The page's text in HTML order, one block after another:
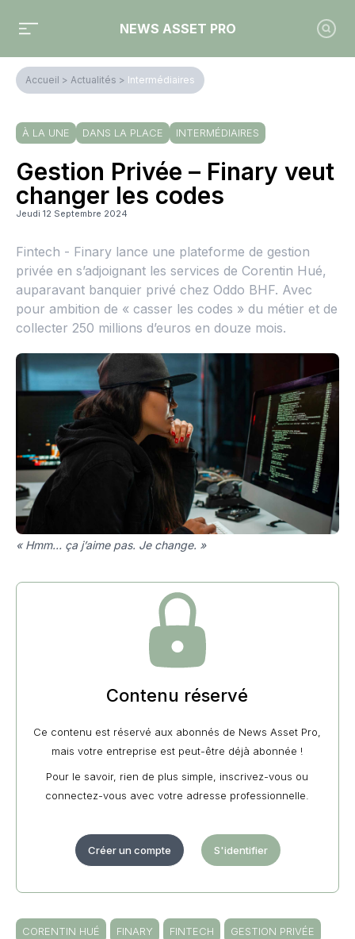
NEWS ASSET PRO
Accueil > Actualités > Intermédiaires
À LA UNE DANS LA PLACE INTERMÉDIAIRES
Gestion Privée – Finary veut
changer les codes
Jeudi 12 Septembre 2024
Fintech - Finary lance une plateforme de gestion
privée en s’adjoignant les services de Corentin Hué,
auparavant banquier privé chez Oddo BHF. Avec
pour ambition de « casser les codes » du métier et de
collecter 250 millions d’euros en douze mois.
« Hmm… ça j’aime pas. Je change. »
Contenu réservé
Ce contenu est réservé aux abonnés de News Asset Pro,
mais votre entreprise est peut-être déjà abonnée !
Pour le savoir, rien de plus simple, inscrivez-vous ou
connectez-vous avec votre adresse professionnelle.
Créer un compte S'identifier
CORENTIN HUÉ FINARY FINTECH GESTION PRIVÉE